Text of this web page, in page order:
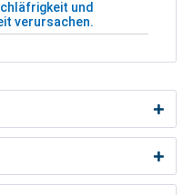
und
verursachen.